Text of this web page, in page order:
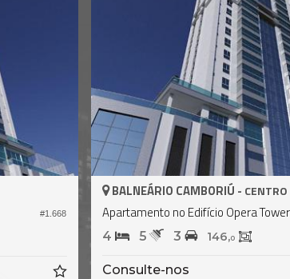
#512
BALNEÁRIO CAMBORIÚ -CENTRO
Apartamento no Edifício Phoenix
3 4 2 139,0
Consulte-nos